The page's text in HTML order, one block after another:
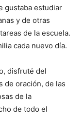
gustaba estudiar
y de otras
de la escuela.
cada nuevo día.
disfruté del
de oración, de las
de la
de todo el